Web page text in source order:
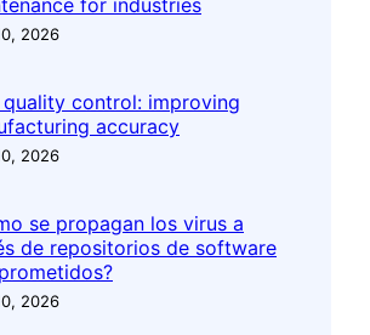
2026
quality control: improving
accuracy
2026
se propagan los virus a
de repositorios de software
2026